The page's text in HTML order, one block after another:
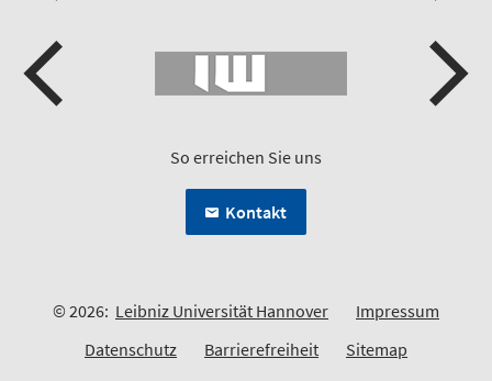
So erreichen Sie uns
Kontakt
© 2026: Leibniz Universität Hannover
Impressum
Datenschutz
Barrierefreiheit Sitemap